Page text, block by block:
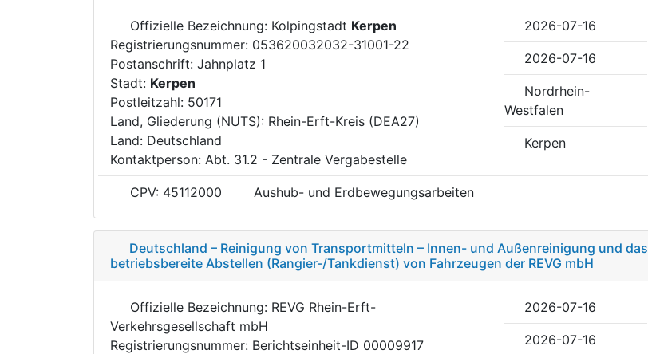
Offizielle Bezeichnung: Kolpingstadt Kerpen
Registrierungsnummer: 053620032032-31001-22
Postanschrift: Jahnplatz 1
Stadt: Kerpen
Postleitzahl: 50171
Land, Gliederung (NUTS): Rhein-Erft-Kreis (DEA27)
Land: Deutschland
Kontaktperson: Abt. 31.2 - Zentrale Vergabestelle
2026-07-16
2026-07-16
Nordrhein-
Westfalen
Kerpen
CPV: 45112000 Aushub- und Erdbewegungsarbeiten
Deutschland – Reinigung von Transportmitteln – Innen- und Außenreinigung und das
betriebsbereite Abstellen (Rangier-/Tankdienst) von Fahrzeugen der REVG mbH
Offizielle Bezeichnung: REVG Rhein-Erft-
Verkehrsgesellschaft mbH
Registrierungsnummer: Berichtseinheit-ID 00009917
2026-07-16
2026-07-16